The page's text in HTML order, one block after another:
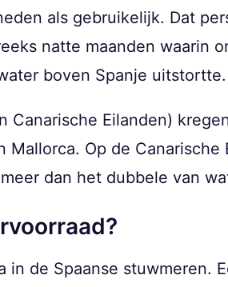
als gebruikelijk. Dat
natte maanden waarin
boven Spanje uitstortte.
Eilanden)
Op de Canarische
dan het dubbele van
de Spaanse stuwmeren.